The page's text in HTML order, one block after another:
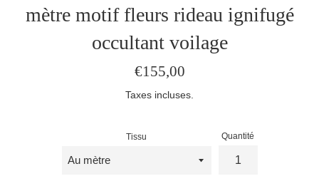
mètre motif fleurs rideau ignifugé
occultant voilage
Prix
€155,00
Taxes incluses.
Tissu Quantité